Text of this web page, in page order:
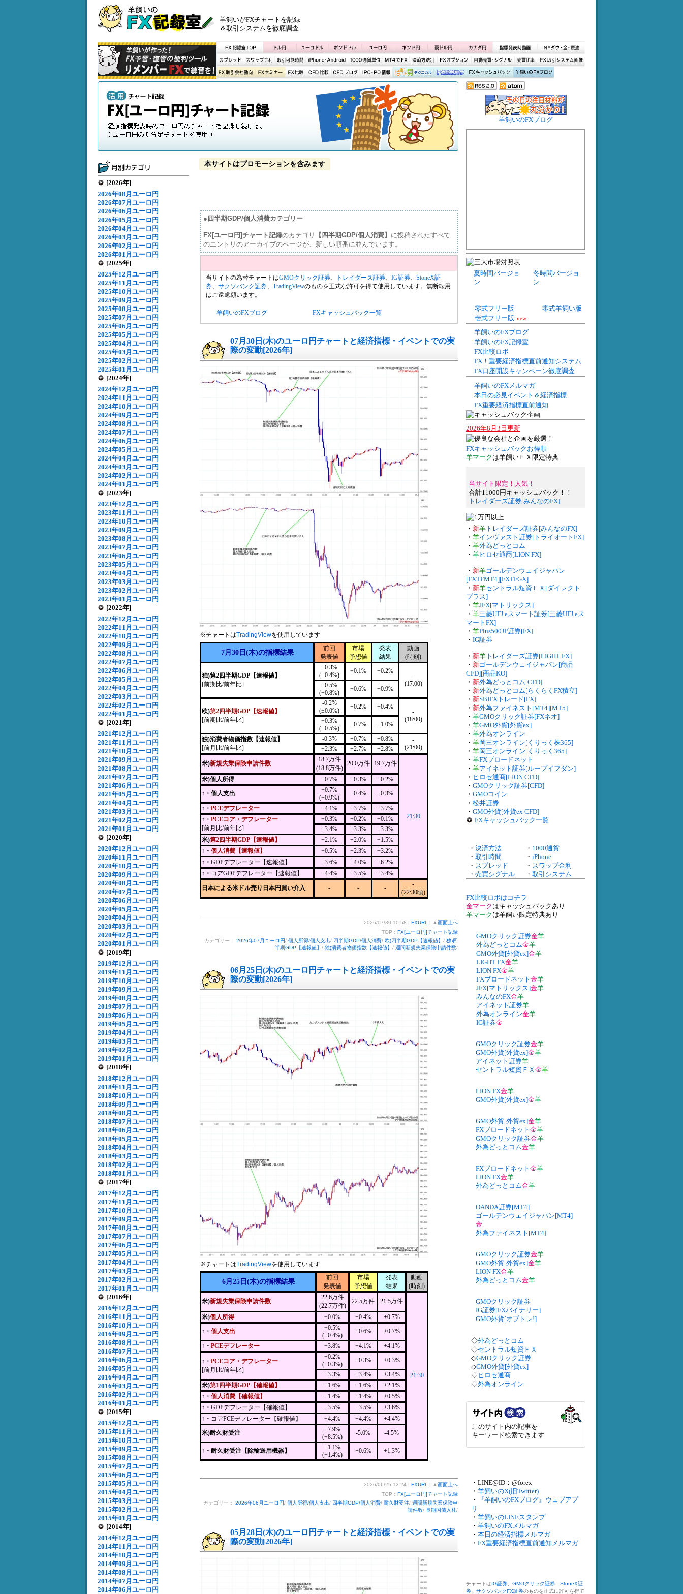
羊飼いがFXチャートを記録
＆取引システムを徹底調査
[2026年]
2026年08月ユーロ円
2026年07月ユーロ円
2026年06月ユーロ円
2026年05月ユーロ円
2026年04月ユーロ円
2026年03月ユーロ円
2026年02月ユーロ円
2026年01月ユーロ円
[2025年]
2025年12月ユーロ円
2025年11月ユーロ円
2025年10月ユーロ円
2025年09月ユーロ円
2025年08月ユーロ円
2025年07月ユーロ円
2025年06月ユーロ円
2025年05月ユーロ円
2025年04月ユーロ円
2025年03月ユーロ円
2025年02月ユーロ円
2025年01月ユーロ円
[2024年]
2024年12月ユーロ円
2024年11月ユーロ円
2024年10月ユーロ円
2024年09月ユーロ円
2024年08月ユーロ円
2024年07月ユーロ円
2024年06月ユーロ円
2024年05月ユーロ円
2024年04月ユーロ円
2024年03月ユーロ円
2024年02月ユーロ円
2024年01月ユーロ円
[2023年]
2023年12月ユーロ円
2023年11月ユーロ円
2023年10月ユーロ円
2023年09月ユーロ円
2023年08月ユーロ円
2023年07月ユーロ円
2023年06月ユーロ円
2023年05月ユーロ円
2023年04月ユーロ円
2023年03月ユーロ円
2023年02月ユーロ円
2023年01月ユーロ円
[2022年]
2022年12月ユーロ円
2022年11月ユーロ円
2022年10月ユーロ円
2022年09月ユーロ円
2022年08月ユーロ円
2022年07月ユーロ円
2022年06月ユーロ円
2022年05月ユーロ円
2022年04月ユーロ円
2022年03月ユーロ円
2022年02月ユーロ円
2022年01月ユーロ円
[2021年]
2021年12月ユーロ円
2021年11月ユーロ円
2021年10月ユーロ円
2021年09月ユーロ円
2021年08月ユーロ円
2021年07月ユーロ円
2021年06月ユーロ円
2021年05月ユーロ円
2021年04月ユーロ円
2021年03月ユーロ円
2021年02月ユーロ円
2021年01月ユーロ円
[2020年]
2020年12月ユーロ円
2020年11月ユーロ円
2020年10月ユーロ円
2020年09月ユーロ円
2020年08月ユーロ円
2020年07月ユーロ円
2020年06月ユーロ円
2020年05月ユーロ円
2020年04月ユーロ円
2020年03月ユーロ円
2020年02月ユーロ円
2020年01月ユーロ円
[2019年]
2019年12月ユーロ円
2019年11月ユーロ円
2019年10月ユーロ円
2019年09月ユーロ円
2019年08月ユーロ円
2019年07月ユーロ円
2019年06月ユーロ円
2019年05月ユーロ円
2019年04月ユーロ円
2019年03月ユーロ円
2019年02月ユーロ円
2019年01月ユーロ円
[2018年]
2018年12月ユーロ円
2018年11月ユーロ円
2018年10月ユーロ円
2018年09月ユーロ円
2018年08月ユーロ円
2018年07月ユーロ円
2018年06月ユーロ円
2018年05月ユーロ円
2018年04月ユーロ円
2018年03月ユーロ円
2018年02月ユーロ円
2018年01月ユーロ円
[2017年]
2017年12月ユーロ円
2017年11月ユーロ円
2017年10月ユーロ円
2017年09月ユーロ円
2017年08月ユーロ円
2017年07月ユーロ円
2017年06月ユーロ円
2017年05月ユーロ円
2017年04月ユーロ円
2017年03月ユーロ円
2017年02月ユーロ円
2017年01月ユーロ円
[2016年]
2016年12月ユーロ円
2016年11月ユーロ円
2016年10月ユーロ円
2016年09月ユーロ円
2016年08月ユーロ円
2016年07月ユーロ円
2016年06月ユーロ円
2016年05月ユーロ円
2016年04月ユーロ円
2016年03月ユーロ円
2016年02月ユーロ円
2016年01月ユーロ円
[2015年]
2015年12月ユーロ円
2015年11月ユーロ円
2015年10月ユーロ円
2015年09月ユーロ円
2015年08月ユーロ円
2015年07月ユーロ円
2015年06月ユーロ円
2015年05月ユーロ円
2015年04月ユーロ円
2015年03月ユーロ円
2015年02月ユーロ円
2015年01月ユーロ円
[2014年]
2014年12月ユーロ円
2014年11月ユーロ円
2014年10月ユーロ円
2014年09月ユーロ円
2014年08月ユーロ円
2014年07月ユーロ円
2014年06月ユーロ円
本サイトはプロモーションを含みます
●四半期GDP/個人消費カテゴリー
FX[ユーロ円]チャート記録のカテゴリ 【四半期GDP/個人消費】 に投稿されたすべて
のエントリのアーカイブのページが、新しい順番に並んでいます。
当サイトの為替チャートはGMOクリック証券、 トレイダーズ証券、 IG証券、 StoneX証
券、 サクソバンク証券、 TradingViewのものを正式な許可を得て使用しています。無断転用
はご遠慮願います。
羊飼いのFXブログ FXキャッシュバック一覧
07月30日(木)のユーロ円チャートと経済指標・イベントでの実
際の変動[2026年]
※チャートはTradingViewを使用しています
7月30日(木)の指標結果
前回
発表値
市場
予想値
発表
結果
動画
(時刻)
独)第2四半期GDP【速報値】
[前期比/前年比]
+0.3%
(+0.4%)
+0.1% +0.2%
-
(17:00)
+0.5%
(+0.8%)
+0.6% +0.9%
欧)第2四半期GDP【速報値】
[前期比/前年比]
-0.2%
(±0.0%)
+0.2% +0.4%
-
(18:00)
+0.3%
(+0.5%)
+0.7% +1.0%
独)消費者物価指数【速報値】
[前月比/前年比]
-0.3% +0.7% +0.8%
-
(21:00)
+2.3% +2.7% +2.8%
米)新規失業保険申請件数
18.7万件
(18.8万件)
20.0万件 19.7万件
21:30
米)個人所得 +0.7% +0.3%
+0.2%
↑・個人支出
+0.7%
(+0.9%)
+0.4% +0.3%
↑・ PCEデフレーター +4.1% +3.7%
+3.7%
↑・ PCEコア・デフレーター
[前月比/前年比]
+0.3% +0.2%
+0.1%
+3.4%
+3.3%
+3.3%
米)第2四半期GDP【速報値】 +2.1% +2.0%
+1.5%
↑・ 個人消費【速報値】 +0.5% +2.3%
+3.2%
↑・ GDPデフレーター【速報値】 +3.6% +4.0%
+6.2%
↑・ コアGDPデフレーター【速報値】 +4.4% +3.5% +3.4%
日本による米ドル売り日本円買い介入 - - -
-
(22:30頃)
2026/07/30 10:58 | FXURL | ▲ 画面上へ
TOP： FX[ユーロ円]チャート記録
カテゴリー： 2026年07月ユーロ円/ 個人所得/個人支出/ 四半期GDP/個人消費/ 欧)四半期GDP【速報値】 / 独)四
半期GDP【速報値】 / 独)消費者物価指数【速報値】 / 週間新規失業保険申請件数/
06月25日(木)のユーロ円チャートと経済指標・イベントでの実
際の変動[2026年]
※チャートはTradingViewを使用しています
6月25日(木)の指標結果
前回
発表値
市場
予想値
発表
結果
動画
(時刻)
米)新規失業保険申請件数
22.6万件
(22.7万件)
22.5万件 21.5万件
21:30
米)個人所得 ±0.0% +0.4%
+0.7%
↑・ 個人支出
+0.5%
(+0.4%)
+0.6% +0.7%
↑・ PCEデフレーター +3.8% +4.1% +4.1%
↑・ PCEコア・デフレーター
[前月比/前年比]
+0.2%
(+0.3%)
+0.3%
+0.3%
+3.3%
+3.4%
+3.4%
米)第1四半期GDP【確報値】 +1.6% +1.6%
+2.1%
↑・ 個人消費【確報値】 +1.4% +1.4%
+0.5%
↑・ GDPデフレーター【確報値】 +3.5% +3.5%
+3.6%
↑・ コアPCEデフレーター【確報値】 +4.4% +4.4%
+4.4%
米)耐久財受注
+7.9%
(+8.5%)
-5.0% -4.5%
↑ ・耐久財受注【除輸送用機器】
+1.1%
(+1.4%)
+0.6% +1.3%
2026/06/25 12:24 | FXURL | ▲ 画面上へ
TOP： FX[ユーロ円]チャート記録
カテゴリー： 2026年06月ユーロ円/ 個人所得/個人支出/ 四半期GDP/個人消費/ 耐久財受注/ 週間新規失業保険申
請件数/ 長期国債入札/
05月28日(木)のユーロ円チャートと経済指標・イベントでの実
際の変動[2026年]
羊飼いのFXブログ
夏時間バージョ
ン
冬時間バージョ
ン
零式フリー版
零式羊飼い版
壱式フリー版 new
羊飼いのFXブログ
羊飼いのFX記録室
FX比較ロボ
FX！重要経済指標直前通知システム
FX口座開設キャンペーン徹底調査
羊飼いのFXメルマガ
本日の必見イベント＆経済指標
FX重要経済指標直前通知
2026年8月3日更新
FXキャッシュバックお得順
羊マーク は羊飼いＦＸ限定特典
当サイト限定！人気！
合計11000円キャッシュバック！！
トレイダーズ証券[みんなのFX]
・ 新羊 トレイダーズ証券[みんなのFX]
・ 羊インヴァスト証券[トライオートFX]
・ 羊外為どっとコム
・ 羊ヒロセ通商[LION FX]
・ 新羊ゴールデンウェイジャパン
[FXTFMT4][FXTFGX]
・ 新羊セントラル短資ＦＸ[ダイレクト
プラス]
・ 羊JFX[マトリックス]
・ 羊三菱UFJ eスマート証券[三菱UFJ eス
マートFX]
・ 羊Plus500JP証券[FX]
・ IG証券
・ 新羊 トレイダーズ証券[LIGHT FX]
・ 新ゴールデンウェイジャパン[商品
CFD][商品KO]
・ 新外為どっとコム[CFD]
・ 新外為どっとコム[らくらくFX積立]
・ 新SBIFXトレード[FX]
・ 新外為ファイネスト[MT4][MT5]
・ 羊GMOクリック証券[FXネオ]
・ 羊GMO外貨[外貨ex]
・ 羊外為オンライン
・ 羊岡三オンライン[くりっく株365]
・ 羊岡三オンライン[くりっく365]
・ 羊FXブロードネット
・ 羊アイネット証券[ループイフダン]
・ ヒロセ通商[LION CFD]
・ GMOクリック証券[CFD]
・ GMOコイン
・ 松井証券
・ GMO外貨[外貨ex CFD]
FXキャッシュバック一覧
・ 決済方法 ・ 1000通貨
・ 取引時間 ・ iPhone
・ スプレッド ・ スワップ金利
・ 売買シグナル ・ 取引システム
FX比較ロボはコチラ
金マーク はキャッシュバックあり
羊マーク は羊飼い限定特典あり
GMOクリック証券金羊
外為どっとコム金羊
GMO外貨[外貨ex]金羊
LIGHT FX金羊
LION FX金羊
FXブロードネット 金羊
JFX[マトリックス]金羊
みんなのFX金羊
アイネット証券羊
外為オンライン金羊
IG証券金
GMOクリック証券金羊
GMO外貨[外貨ex]金羊
アイネット証券羊
セントラル短資ＦＸ 金羊
LION FX金羊
GMO外貨[外貨ex]金羊
GMO外貨[外貨ex]金羊
FXブロードネット 金羊
GMOクリック証券金羊
外為どっとコム金羊
FXブロードネット 金羊
LION FX金羊
外為どっとコム金羊
OANDA証券[MT4]
ゴールデンウェイジャパン[MT4]
金
外為ファイネスト[MT4]
GMOクリック証券金羊
GMO外貨[外貨ex]金羊
LION FX金羊
外為どっとコム金羊
GMOクリック証券
IG証券[FXバイナリー]
GMO外貨[オプトレ!]
◇外為どっとコム
◇セントラル短資ＦＸ
◇GMOクリック証券
◇GMO外貨[外貨ex]
◇ヒロセ通商
◇外為オンライン
このサイト内の記事を
キーワード検索できます
・LINE@ID：@forex
・ 羊飼いのX(旧Twitter)
・
『羊飼いのFXブログ』ウェブアプ
リ
・ 羊飼いのLINEスタンプ
・ 羊飼いのFXメルマガ
・ 本日の経済指標メルマガ
・ FX重要経済指標直前通知メルマガ
チャートはIG証券 GMOクリック証券
StoneX証
券
サクソバンクFX証券のものを正式に許可を得て